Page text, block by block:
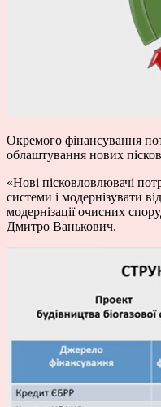
Окремого фінансування
облаштування нових
«Нові пісковловлювачі
системи і модернізувати
модернізації очисних
Дмитро Ванькович.